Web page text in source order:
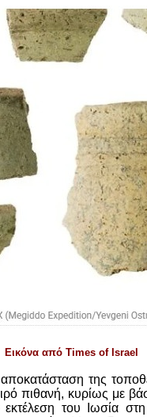
Εικόνα από Times of Israel
αποκατάσταση της
πιθανή, κυρίως με
εκτέλεση του Ιωσία